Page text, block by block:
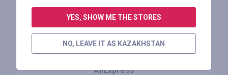
AliExpress
YES, SHOW ME THE STORES
NO, LEAVE IT AS KAZAKHSTAN